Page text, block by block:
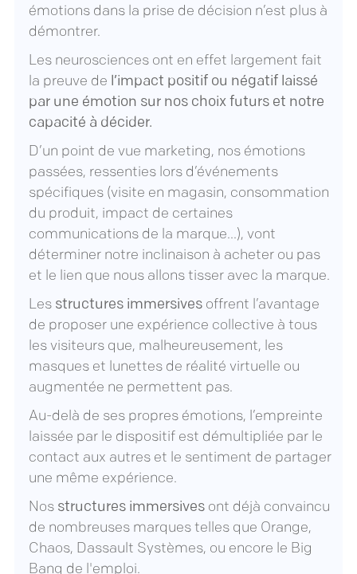
émotions dans la prise de décision n’est plus à
démontrer.
Les neurosciences ont en effet largement fait
la preuve de l’impact positif ou négatif laissé
par une émotion sur nos choix futurs et notre
capacité à décider.
D’un point de vue marketing, nos émotions
passées, ressenties lors d’événements
spécifiques (visite en magasin, consommation
du produit, impact de certaines
communications de la marque…), vont
déterminer notre inclinaison à acheter ou pas
et le lien que nous allons tisser avec la marque.
Les structures immersivesoffrent l’avantage
de proposer une expérience collective à tous
les visiteurs que, malheureusement, les
masques et lunettes de réalité virtuelle ou
augmentée ne permettent pas.
Au-delà de ses propres émotions, l’empreinte
laissée par le dispositif est démultipliée par le
contact aux autres et le sentiment de partager
une même expérience.
Nos structures immersivesont déjà convaincu
de nombreuses marques telles que Orange,
Chaos, Dassault Systèmes, ou encore le Big
Bang de l'emploi.